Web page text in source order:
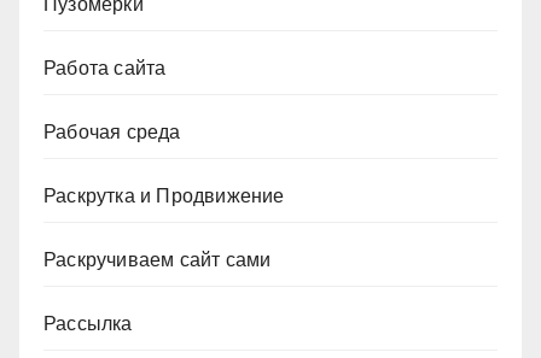
Пузомерки
Работа сайта
Рабочая среда
Раскрутка и Продвижение
Раскручиваем сайт сами
Рассылка